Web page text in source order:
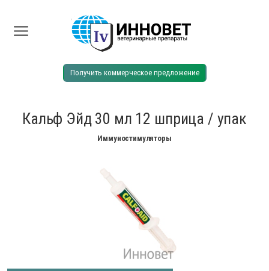
Получить коммерческое предложение
Кальф Эйд 30 мл 12 шприца / упак
Иммуностимуляторы